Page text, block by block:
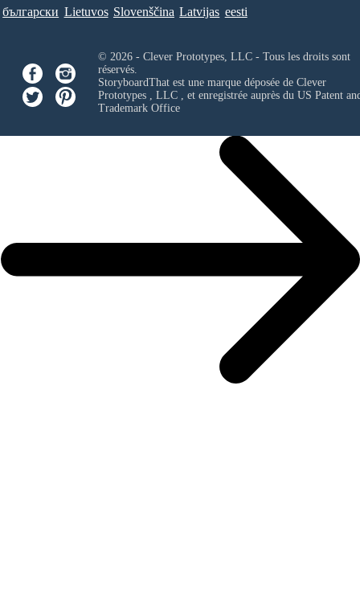
български Lietuvos Slovenščina Latvijas eesti
© 2026 - Clever Prototypes, LLC - Tous les droits sont
réservés.
StoryboardThat est une marque déposée de Clever
Prototypes , LLC, et enregistrée auprès du US Patent
Trademark Office